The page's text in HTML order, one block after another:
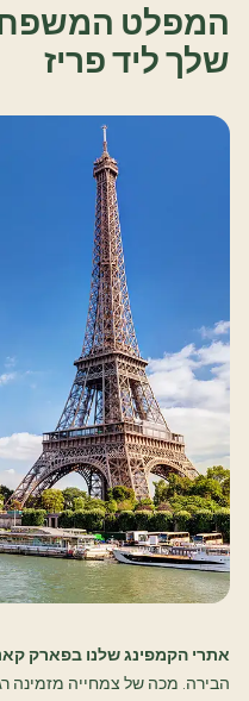
המפלט
שלך ליד פריז
אתרי הקמפינג שלנו בפארק
הבירה. מכה של צמחייה מזמינה